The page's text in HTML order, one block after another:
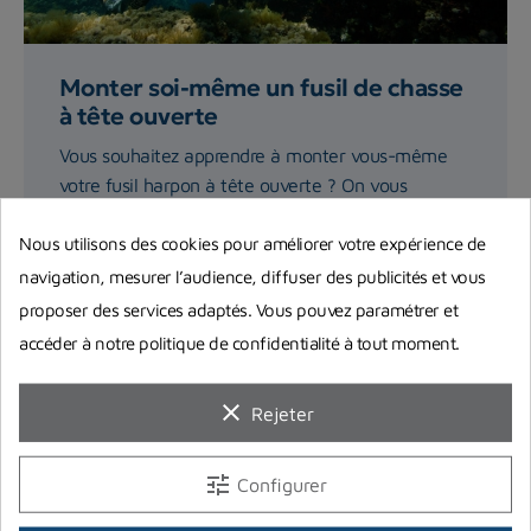
Monter soi-même un fusil de chasse
à tête ouverte
Vous souhaitez apprendre à monter vous-même
votre fusil harpon à tête ouverte ? On vous
Lire la suite
Nous utilisons des cookies pour améliorer votre expérience de
navigation, mesurer l’audience, diffuser des publicités et vous
proposer des services adaptés. Vous pouvez paramétrer et
accéder à notre politique de confidentialité à tout moment.
clear Rejeter
tune Configurer